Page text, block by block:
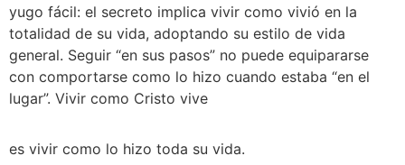
yugo fácil: el secreto implica vivir como vivió en la
totalidad de su vida, adoptando su estilo de vida
general. Seguir “en sus pasos” no puede equipararse
con comportarse como lo hizo cuando estaba “en el
lugar”. Vivir como Cristo vive
es vivir como lo hizo toda su vida.